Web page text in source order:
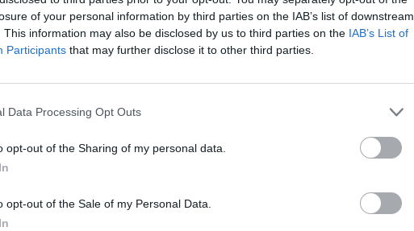
of your personal information by third parties on the IAB’s list of downstream
This information may also be disclosed by us to third parties on the IAB’s List of
Participants that may further disclose it to other third parties.
Data Processing Opt Outs
opt-out of the Sharing of my personal data.
opt-out of the Sale of my Personal Data.
que Serena Williams, Mariah Carey, et Paris Hilton. Ces
les triomphes de ces femmes puissantes.
Taylor Swift. Malgré une lettre personnelle pour
le Wall Street Journal, Taylor Swift n’a même pas pris la peine
l’invitation.